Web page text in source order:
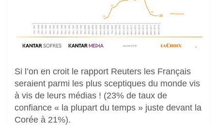
Si l’on en croit le rapport Reuters les Français
seraient parmi les plus sceptiques du monde vis
à vis de leurs médias ! (23% de taux de
confiance « la plupart du temps » juste devant la
Corée à 21%).